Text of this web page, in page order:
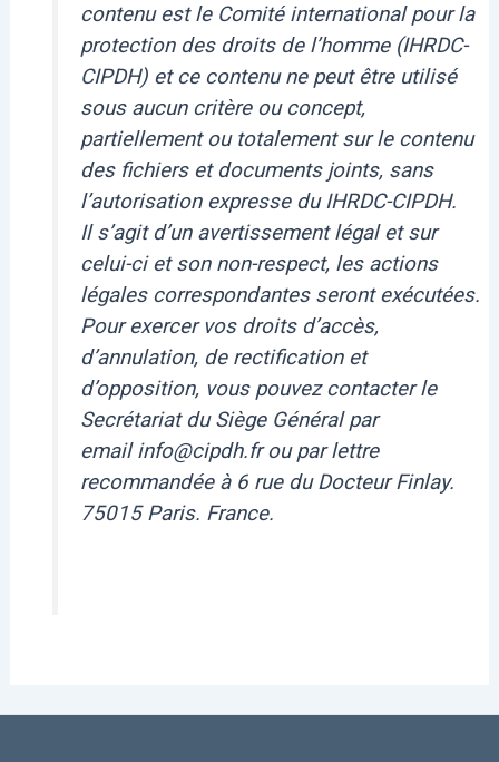
contenu est le Comité international pour la
protection des droits de l’homme (IHRDC-
CIPDH) et ce contenu ne peut être utilisé
sous aucun critère ou concept,
partiellement ou totalement sur le contenu
des fichiers et documents joints, sans
l’autorisation expresse du IHRDC-CIPDH.
Il s’agit d’un avertissement légal et sur
celui-ci et son non-respect, les actions
légales correspondantes seront exécutées.
Pour exercer vos droits d’accès,
d’annulation, de rectification et
d’opposition, vous pouvez contacter le
Secrétariat du Siège Général par
email info@cipdh.fr ou par lettre
recommandée à 6 rue du Docteur Finlay.
75015 Paris. France.